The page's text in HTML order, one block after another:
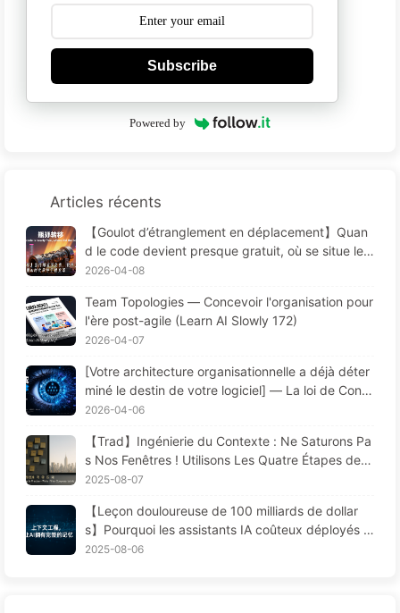
Subscribe
Powered by
Articles récents
【Goulot d’étranglement en déplacement】Quan
d le code devient presque gratuit, où se situe le
goulot d’étranglement du génie logiciel — L’évolut
A pas à pas 173
2026-04-08
Team Topologies — Concevoir l'organisation pour
l'ère post-agile (Learn AI Slowly 172)
2026-04-07
[Votre architecture organisationnelle a déjà déter
miné le destin de votre logiciel] — La loi de Conw
ay, une loi fondamentale de la gestion sous-estim
cielle à l’ère de l’IA — Apprendre l’IA progressive
ment 171
2026-04-06
【Trad】Ingénierie du Contexte : Ne Saturons Pa
s Nos Fenêtres ! Utilisons Les Quatre Étapes de R
édaction, Filtrage, Compression et Isolation, Évito
à L'extérieur — Apprenons Lentement L'IA170
2025-08-07
【Leçon douloureuse de 100 milliards de dollar
s】Pourquoi les assistants IA coûteux déployés p
ar les entreprises "oublient" souvent aux moment
2025-08-06